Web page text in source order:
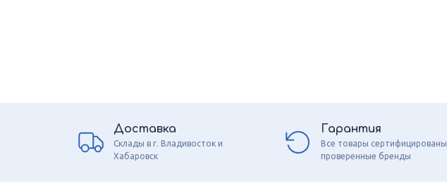
Доставка
Склады в г. Владивосток и
Хабаровск
Гарантия
Все товары сертифицированы,
проверенные бренды